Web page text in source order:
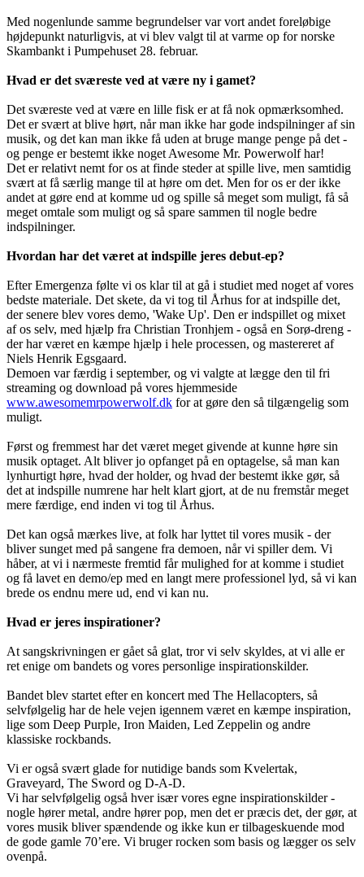
Med nogenlunde samme begrundelser var vort andet foreløbige
højdepunkt naturligvis, at vi blev valgt til at varme op for norske
Skambankt i Pumpehuset 28. februar.
Hvad er det sværeste ved at være ny i gamet?
Det sværeste ved at være en lille fisk er at få nok opmærksomhed.
Det er svært at blive hørt, når man ikke har gode indspilninger af sin
musik, og det kan man ikke få uden at bruge mange penge på det -
og penge er bestemt ikke noget Awesome Mr. Powerwolf har!
Det er relativt nemt for os at finde steder at spille live, men samtidig
svært at få særlig mange til at høre om det. Men for os er der ikke
andet at gøre end at komme ud og spille så meget som muligt, få så
meget omtale som muligt og så spare sammen til nogle bedre
indspilninger.
Hvordan har det været at indspille jeres debut-ep?
Efter Emergenza følte vi os klar til at gå i studiet med noget af vores
bedste materiale. Det skete, da vi tog til Århus for at indspille det,
der senere blev vores demo, 'Wake Up'. Den er indspillet og mixet
af os selv, med hjælp fra Christian Tronhjem - også en Sorø-dreng -
der har været en kæmpe hjælp i hele processen, og mastereret af
Niels Henrik Egsgaard.
Demoen var færdig i september, og vi valgte at lægge den til fri
streaming og download på vores hjemmeside
www.awesomemrpowerwolf.dk for at gøre den så tilgængelig som
muligt.
Først og fremmest har det været meget givende at kunne høre sin
musik optaget. Alt bliver jo opfanget på en optagelse, så man kan
lynhurtigt høre, hvad der holder, og hvad der bestemt ikke gør, så
det at indspille numrene har helt klart gjort, at de nu fremstår meget
mere færdige, end inden vi tog til Århus.
Det kan også mærkes live, at folk har lyttet til vores musik - der
bliver sunget med på sangene fra demoen, når vi spiller dem. Vi
håber, at vi i nærmeste fremtid får mulighed for at komme i studiet
og få lavet en demo/ep med en langt mere professionel lyd, så vi kan
brede os endnu mere ud, end vi kan nu.
Hvad er jeres inspirationer?
At sangskrivningen er gået så glat, tror vi selv skyldes, at vi alle er
ret enige om bandets og vores personlige inspirationskilder.
Bandet blev startet efter en koncert med The Hellacopters, så
selvfølgelig har de hele vejen igennem været en kæmpe inspiration,
lige som Deep Purple, Iron Maiden, Led Zeppelin og andre
klassiske rockbands.
Vi er også svært glade for nutidige bands som Kvelertak,
Graveyard, The Sword og D-A-D.
Vi har selvfølgelig også hver især vores egne inspirationskilder -
nogle hører metal, andre hører pop, men det er præcis det, der gør, at
vores musik bliver spændende og ikke kun er tilbageskuende mod
de gode gamle 70’ere. Vi bruger rocken som basis og lægger os selv
ovenpå.